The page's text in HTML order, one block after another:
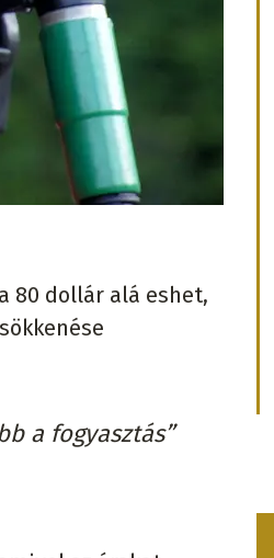
80 dollár alá eshet,
a fogyasztás”